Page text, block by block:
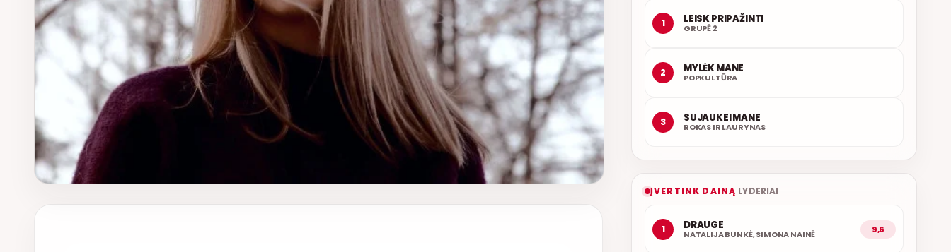
1 LEISK PRIPAŽINTI
GRUPĖ 2
2 MYLĖK MANE
POPKULTŪRA
3 SUJAUKEI MANE
ROKAS IR LAURYNAS
ĮVERTINK DAINĄ LYDERIAI
1 DRAUGE
NATALIJA BUNKĖ, SIMONA NAINĖ 9,6